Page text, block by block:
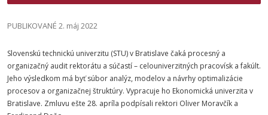
PUBLIKOVANÉ 2. máj 2022
Slovenskú technickú univerzitu (STU) v Bratislave čaká procesný a
organizačný audit rektorátu a súčastí – celouniverzitných pracovísk a fakúlt.
Jeho výsledkom má byť súbor analýz, modelov a návrhy optimalizácie
procesov a organizačnej štruktúry. Vypracuje ho Ekonomická univerzita v
Bratislave. Zmluvu ešte 28. apríla podpísali rektori Oliver Moravčík a